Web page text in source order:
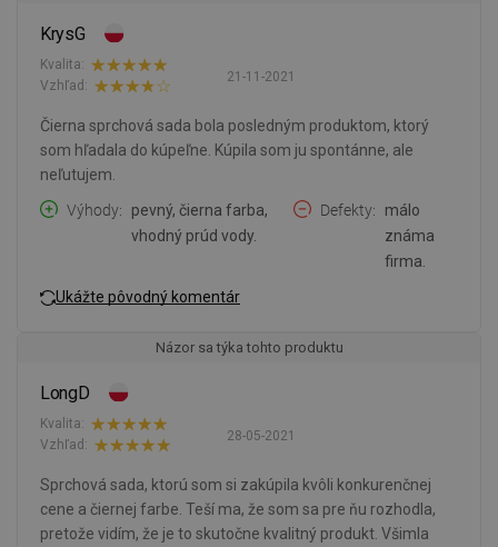
KrysG
21-11-2021
Kvalita:
Vzhľad:
Čierna sprchová sada bola posledným produktom, ktorý
som hľadala do kúpeľne. Kúpila som ju spontánne, ale
neľutujem.
Výhody
pevný, čierna farba,
vhodný prúd vody.
Defekty
málo
známa
firma.
Ukážte pôvodný komentár
Názor sa týka tohto produktu
LongD
28-05-2021
Kvalita:
Vzhľad:
Sprchová sada, ktorú som si zakúpila kvôli konkurenčnej
cene a čiernej farbe. Teší ma, že som sa pre ňu rozhodla,
pretože vidím, že je to skutočne kvalitný produkt. Všimla